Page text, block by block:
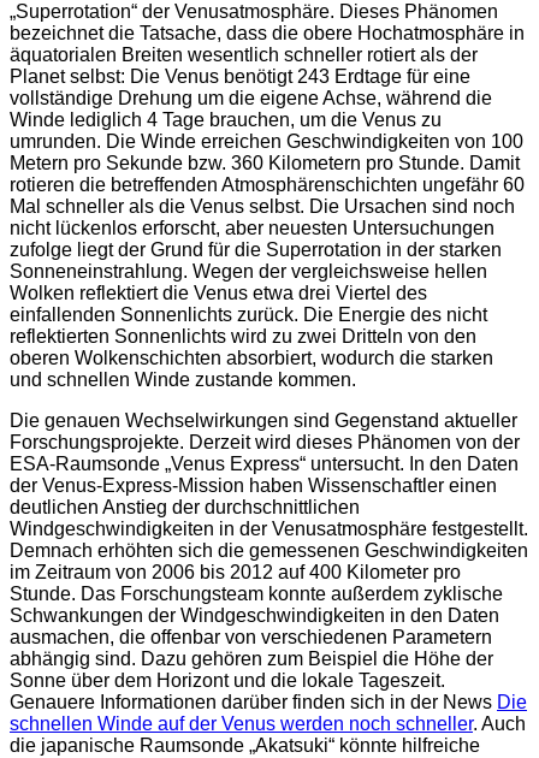
„Superrotation“ der Venusatmosphäre. Dieses Phänomen
bezeichnet die Tatsache, dass die obere Hochatmosphäre in
äquatorialen Breiten wesentlich schneller rotiert als der
Planet selbst: Die Venus benötigt 243 Erdtage für eine
vollständige Drehung um die eigene Achse, während die
Winde lediglich 4 Tage brauchen, um die Venus zu
umrunden. Die Winde erreichen Geschwindigkeiten von 100
Metern pro Sekunde bzw. 360 Kilometern pro Stunde. Damit
rotieren die betreffenden Atmosphärenschichten ungefähr 60
Mal schneller als die Venus selbst. Die Ursachen sind noch
nicht lückenlos erforscht, aber neuesten Untersuchungen
zufolge liegt der Grund für die Superrotation in der starken
Sonneneinstrahlung. Wegen der vergleichsweise hellen
Wolken reflektiert die Venus etwa drei Viertel des
einfallenden Sonnenlichts zurück. Die Energie des nicht
reflektierten Sonnenlichts wird zu zwei Dritteln von den
oberen Wolkenschichten absorbiert, wodurch die starken
und schnellen Winde zustande kommen.
Die genauen Wechselwirkungen sind Gegenstand aktueller
Forschungsprojekte. Derzeit wird dieses Phänomen von der
ESA-Raumsonde „Venus Express“ untersucht. In den Daten
der Venus-Express-Mission haben Wissenschaftler einen
deutlichen Anstieg der durchschnittlichen
Windgeschwindigkeiten in der Venusatmosphäre festgestellt.
Demnach erhöhten sich die gemessenen Geschwindigkeiten
im Zeitraum von 2006 bis 2012 auf 400 Kilometer pro
Stunde. Das Forschungsteam konnte außerdem zyklische
Schwankungen der Windgeschwindigkeiten in den Daten
ausmachen, die offenbar von verschiedenen Parametern
abhängig sind. Dazu gehören zum Beispiel die Höhe der
Sonne über dem Horizont und die lokale Tageszeit.
Genauere Informationen darüber finden sich in der News Die
schnellen Winde auf der Venus werden noch schneller. Auch
die japanische Raumsonde „Akatsuki“ könnte hilfreiche